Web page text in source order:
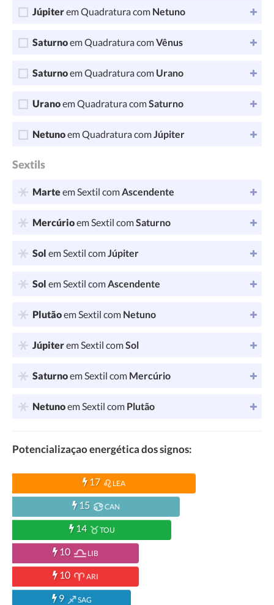
Júpiterem Quadratura com Netuno
Saturnoem Quadratura comVênus
Saturnoem Quadratura com Urano
Uranoem Quadratura comSaturno
Netunoem Quadratura comJúpiter
Sextils
Marteem Sextil comAscendente
Mercúrioem Sextil comSaturno
Sol em Sextil comJúpiter
Sol em Sextil comAscendente
Plutãoem Sextil com Netuno
Júpiterem Sextil comSol
Saturnoem Sextil com Mercúrio
Netunoem Sextil com Plutão
Potencializaçao energética dos signos:
17 LEA
15 CAN
14 TOU
10 LIB
10 ARI
9 SAG